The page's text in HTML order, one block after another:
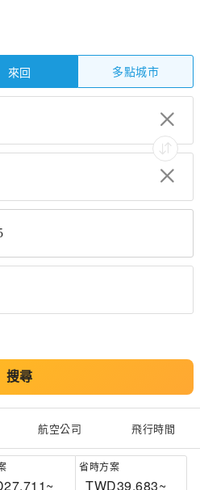
來回 多點城市
搜尋
航空公司 飛行時間
省時方案
TWD39,683~